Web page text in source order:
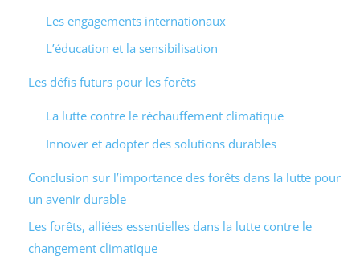
Les engagements internationaux
L’éducation et la sensibilisation
Les défis futurs pour les forêts
La lutte contre le réchauffement climatique
Innover et adopter des solutions durables
Conclusion sur l’importance des forêts dans la lutte pour
un avenir durable
Les forêts, alliées essentielles dans la lutte contre le
changement climatique